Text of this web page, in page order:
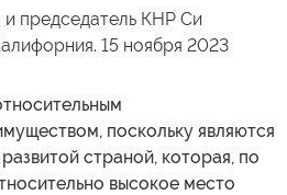
председатель КНР Си
15 ноября 2023
поскольку являются
страной, которая, по
высокое место